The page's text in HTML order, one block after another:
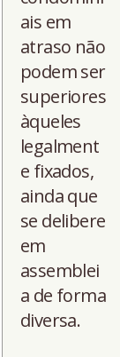
ais em
atraso não
podem ser
superiores
àqueles
legalment
e fixados,
ainda que
se delibere
em
assemblei
a de forma
diversa.